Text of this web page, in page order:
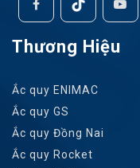
Thương Hiệu
Ắc quy ENIMAC
Ắc quy GS
Ắc quy Đồng Nai
Ắc quy Rocket